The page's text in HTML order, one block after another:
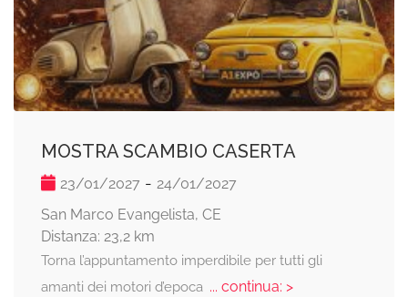
MOSTRA SCAMBIO CASERTA
23/01/2027 - 24/01/2027
San Marco Evangelista, CE
Distanza: 23,2 km
Torna l’appuntamento imperdibile per tutti gli
amanti dei motori d’epoca... continua: >